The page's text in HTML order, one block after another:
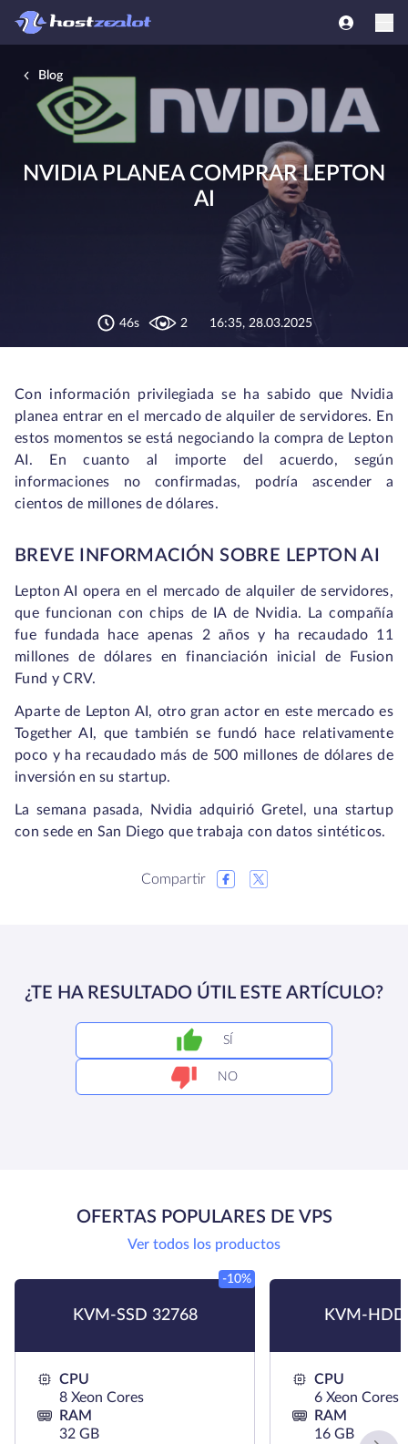
Blog
NVIDIA PLANEA COMPRAR LEPTON
AI
46s 2 16:35, 28.03.2025
Con información privilegiada se ha sabido que Nvidia
planea entrar en el mercado de alquiler de servidores. En
estos momentos se está negociando la compra de Lepton
AI. En cuanto al importe del acuerdo, según
informaciones no confirmadas, podría ascender a
cientos de millones de dólares.
BREVE INFORMACIÓN SOBRE LEPTON AI
Lepton AI opera en el mercado de alquiler de servidores,
que funcionan con chips de IA de Nvidia. La compañía
fue fundada hace apenas 2 años y ha recaudado 11
millones de dólares en financiación inicial de Fusion
Fund y CRV.
Aparte de Lepton AI, otro gran actor en este mercado es
Together AI, que también se fundó hace relativamente
poco y ha recaudado más de 500 millones de dólares de
inversión en su startup.
La semana pasada, Nvidia adquirió Gretel, una startup
con sede en San Diego que trabaja con datos sintéticos.
Compartir
¿TE HA RESULTADO ÚTIL ESTE ARTÍCULO?
SÍ
NO
OFERTAS POPULARES DE VPS
Ver todos los productos
KVM-SSD 32768
-10%
CPU
8 Xeon Cores
RAM
32 GB
KVM-
CPU
6 Xeon Cores
RAM
16 GB